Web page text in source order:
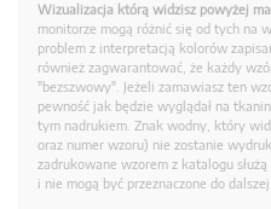
Wizualizacja którą widzisz powyżej
monitorze mogą różnić się od tych na
problem z interpretacją kolorów
również zagwarantować, że każdy
"bezszwowy". Jeżeli zamawiasz ten
pewność jak będzie wyglądał na
tym nadrukiem. Znak wodny, który
oraz numer wzoru) nie zostanie
zadrukowane wzorem z katalogu
i nie mogą być przeznaczone do dalszej